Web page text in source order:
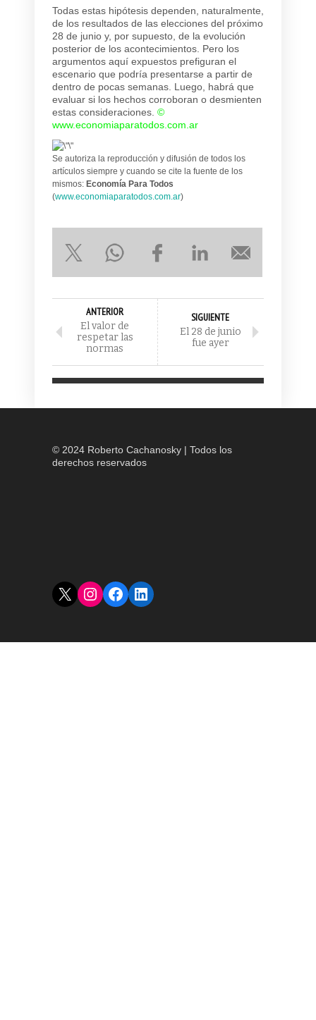
Todas estas hipótesis dependen, naturalmente,
de los resultados de las elecciones del próximo
28 de junio y, por supuesto, de la evolución
posterior de los acontecimientos. Pero los
argumentos aquí expuestos prefiguran el
escenario que podría presentarse a partir de
dentro de pocas semanas. Luego, habrá que
evaluar si los hechos corroboran o desmienten
estas consideraciones. ©
www.economiaparatodos.com.ar
Se autoriza la reproducción y difusión de todos los
artículos siempre y cuando se cite la fuente de los
mismos: Economía Para Todos
(www.economiaparatodos.com.ar)
ANTERIOR
El valor de
respetar las
normas
SIGUIENTE
El 28 de junio
fue ayer
© 2024 Roberto Cachanosky | Todos los
derechos reservados
X Instagram
Facebook
LinkedIn